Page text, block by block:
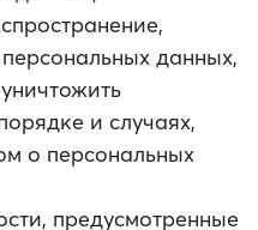
данных,
и случаях,
о персональных
предусмотренные